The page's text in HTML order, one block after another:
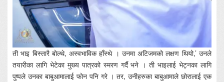
ती भाइ बिस्तारै बोल्थे, अस्वभाविक हाँस्थे । उनमा अटिजमको लक्षण थियो,’ उनले
तयारीका लागि भेटेका मुख्य पात्रको स्मरण गर्दै भने । ती भाइलाई भेट्नका लागि
पुष्पले उनका बाबुआमालाई फोन पनि गरे । तर, उनीहरुका बाबुआमाले छोरालाई एक